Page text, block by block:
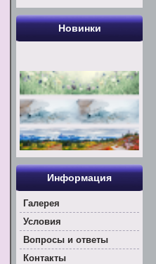
Новинки
Информация
Галерея
Условия
Вoпросы и ответы
Контакты